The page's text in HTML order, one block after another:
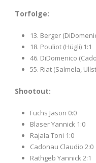
Torfolge:
13. Berger
18. Pouliot (Hügli) 1:1
46. DiDomenico
55. Riat (Salmela,
Shootout:
Fuchs Jason 0:0
Blaser Yannick 1:0
Rajala Toni 1:0
Cadonau Claudio 2:0
Rathgeb Yannick 2:1